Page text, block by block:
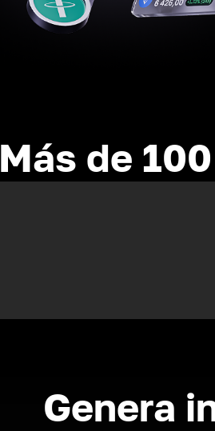
Más de
Genera